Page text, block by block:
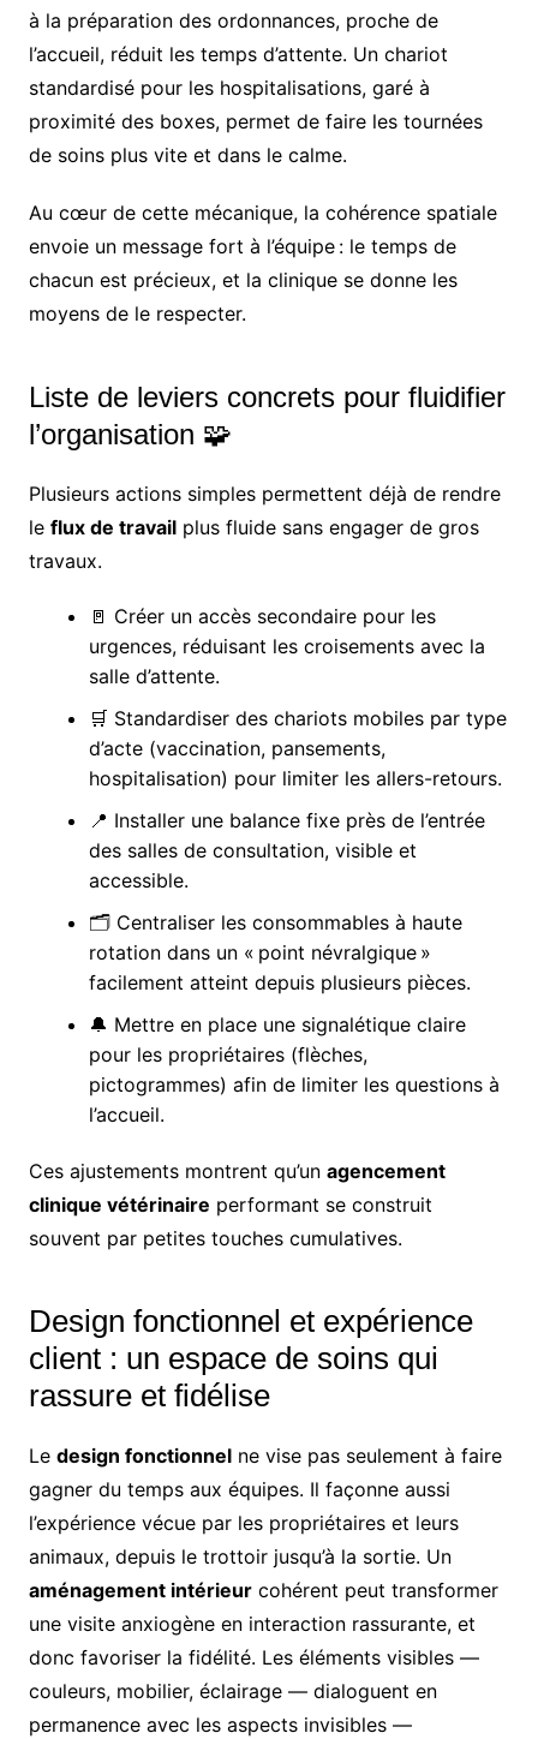
à la préparation des ordonnances, proche de
l’accueil, réduit les temps d’attente. Un chariot
standardisé pour les hospitalisations, garé à
proximité des boxes, permet de faire les tournées
de soins plus vite et dans le calme.
Au cœur de cette mécanique, la cohérence spatiale
envoie un message fort à l’équipe : le temps de
chacun est précieux, et la clinique se donne les
moyens de le respecter.
Liste de leviers concrets pour fluidifier
l’organisation 🧩
Plusieurs actions simples permettent déjà de rendre
le flux de travailplus fluide sans engager de gros
travaux.
🚪 Créer un accès secondaire pour les
urgences, réduisant les croisements avec la
salle d’attente.
🛒 Standardiser des chariots mobiles par type
d’acte (vaccination, pansements,
hospitalisation) pour limiter les allers-retours.
📍 Installer une balance fixe près de l’entrée
des salles de consultation, visible et
accessible.
🗂️ Centraliser les consommables à haute
rotation dans un « point névralgique »
facilement atteint depuis plusieurs pièces.
🔔 Mettre en place une signalétique claire
pour les propriétaires (flèches,
pictogrammes) afin de limiter les questions à
l’accueil.
Ces ajustements montrent qu’un agencement
clinique vétérinaire performant se construit
souvent par petites touches cumulatives.
Design fonctionnel et expérience
client : un espace de soins qui
rassure et fidélise
Le design fonctionnelne vise pas seulement à faire
gagner du temps aux équipes. Il façonne aussi
l’expérience vécue par les propriétaires et leurs
animaux, depuis le trottoir jusqu’à la sortie. Un
aménagement intérieurcohérent peut transformer
une visite anxiogène en interaction rassurante, et
donc favoriser la fidélité. Les éléments visibles —
couleurs, mobilier, éclairage — dialoguent en
permanence avec les aspects invisibles —